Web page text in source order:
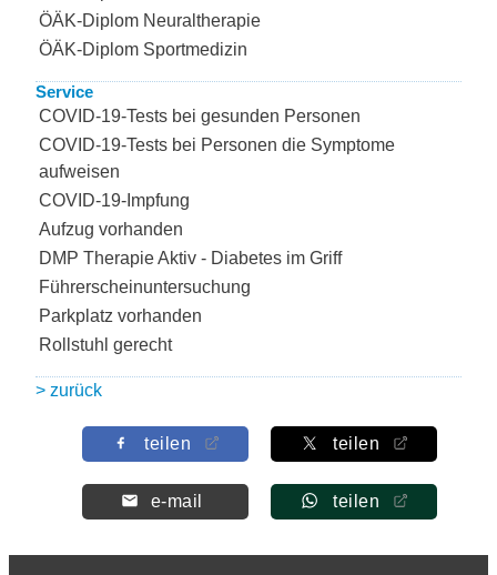
ÖÄK-Diplom Neuraltherapie
ÖÄK-Diplom Sportmedizin
Service
COVID-19-Tests bei gesunden Personen
COVID-19-Tests bei Personen die Symptome
aufweisen
COVID-19-Impfung
Aufzug vorhanden
DMP Therapie Aktiv - Diabetes im Griff
Führerscheinuntersuchung
Parkplatz vorhanden
Rollstuhl gerecht
> zurück
teilen teilen
e-mail teilen